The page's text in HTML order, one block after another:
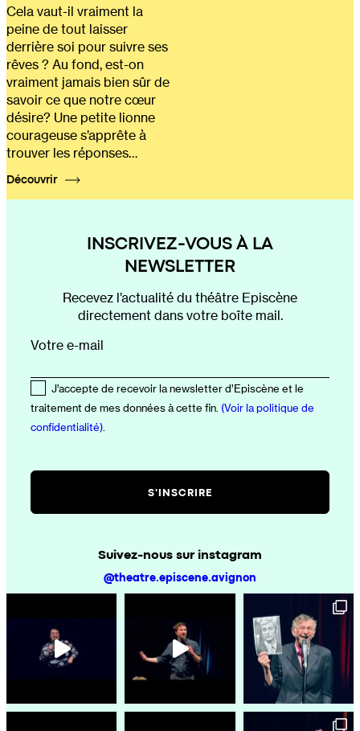
Cela vaut-il vraiment la
peine de tout laisser
derrière soi pour suivre ses
rêves ? Au fond, est-on
vraiment jamais bien sûr de
savoir ce que notre cœur
désire? Une petite lionne
courageuse s’apprête à
trouver les réponses…
Découvrir
INSCRIVEZ-VOUS À LA
NEWSLETTER
Recevez l’actualité du théâtre Episcène
directement dans votre boîte mail.
Votre e-mail
J’accepte de recevoir la newsletter d’Episcène et le
traitement de mes données à cette fin. (Voir la politique de
confidentialité)
Suivez-nous sur instagram
@theatre.episcene.avignon